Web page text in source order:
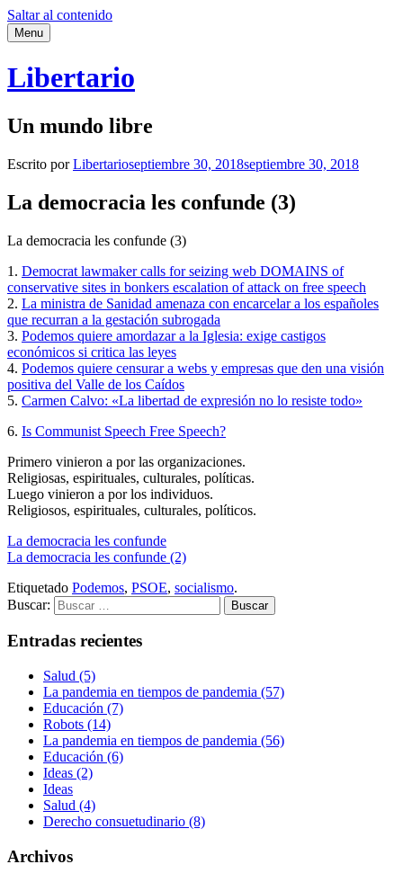
Saltar al contenido
Menu
Libertario
Un mundo libre
Escrito porLibertarioseptiembre 30, 2018septiembre 30, 2018
La democracia les confunde (3)
La democracia les confunde (3)
1. Democrat lawmaker calls for seizing web DOMAINS of
conservative sites in bonkers escalation of attack on free speech
2. La ministra de Sanidad amenaza con encarcelar a los españoles
que recurran a la gestación subrogada
3. Podemos quiere amordazar a la Iglesia: exige castigos
económicos si critica las leyes
4. Podemos quiere censurar a webs y empresas que den una visión
positiva del Valle de los Caídos
5. Carmen Calvo: «La libertad de expresión no lo resiste todo»
6. Is Communist Speech Free Speech?
Primero vinieron a por las organizaciones.
Religiosas, espirituales, culturales, políticas.
Luego vinieron a por los individuos.
Religiosos, espirituales, culturales, políticos.
La democracia les confunde
La democracia les confunde (2)
Etiquetado Podemos, PSOE, socialismo.
Buscar:
Entradas recientes
Salud (5)
La pandemia en tiempos de pandemia (57)
Educación (7)
Robots (14)
La pandemia en tiempos de pandemia (56)
Educación (6)
Ideas (2)
Ideas
Salud (4)
Derecho consuetudinario (8)
Archivos